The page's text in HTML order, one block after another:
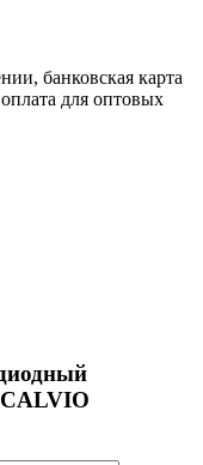
банковская карта
для оптовых